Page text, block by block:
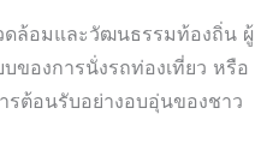
ดล้อมและวัฒนธรรมท้องถิ่น ผู้
ของการนั่งรถท่องเที่ยว หรือ
ต้อนรับอย่างอบอุ่นของชาว